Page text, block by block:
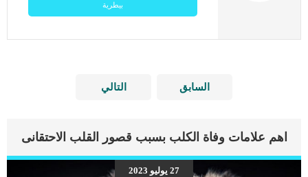
بيطرية
السابق التالي
اهم علامات وفاة الكلب بسبب قصور القلب الاحتقانى
27 يوليو 2023